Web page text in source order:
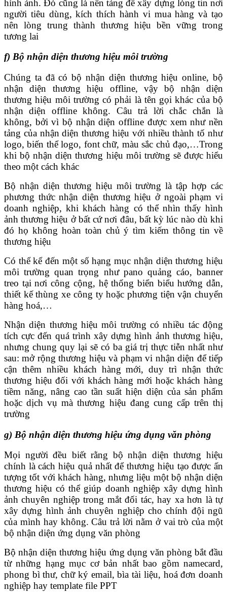
hình ảnh. Đó cũng là nền tảng để xây dựng lòng tin nơi
người tiêu dùng, kích thích hành vi mua hàng và tạo
nên lòng trung thành thương hiệu bền vững trong
tương lai
f) Bộ nhận diện thương hiệu môi trường
Chúng ta đã có bộ nhận diện thương hiệu online, bộ
nhận diện thương hiệu offline, vậy bộ nhận diện
thương hiệu môi trường có phải là tên gọi khác của bộ
nhận diện offline không. Câu trả lời chắc chắn là
không, bởi vì bộ nhận diện offline được xem như nền
tảng của nhận diện thương hiệu với nhiều thành tố như
logo, biến thể logo, font chữ, màu sắc chủ đạo,…Trong
khi bộ nhận diện thương hiệu môi trường sẽ được hiểu
theo một cách khác
Bộ nhận diện thương hiệu môi trường là tập hợp các
phương thức nhận diện thương hiệu ở ngoài phạm vi
doanh nghiệp, khi khách hàng có thể nhìn thấy hình
ảnh thương hiệu ở bất cứ nơi đâu, bất kỳ lúc nào dù khi
đó họ không hoàn toàn chủ ý tìm kiếm thông tin về
thương hiệu
Có thể kể đến một số hạng mục nhận diện thương hiệu
môi trường quan trọng như pano quảng cáo, banner
treo tại nơi công cộng, hệ thống biển biểu hướng dẫn,
thiết kế thùng xe công ty hoặc phương tiện vận chuyển
hàng hoá,…
Nhận diện thương hiệu môi trường có nhiều tác động
tích cực đến quá trình xây dựng hình ảnh thương hiệu,
nhưng chung quy lại sẽ có ba giá trị thực tiễn nhất như
sau: mở rộng thương hiệu và phạm vi nhận diện để tiếp
cận thêm nhiều khách hàng mới, duy trì nhận thức
thương hiệu đối với khách hàng mới hoặc khách hàng
tiềm năng, nâng cao tần suất hiện diện của sản phẩm
hoặc dịch vụ mà thương hiệu đang cung cấp trên thị
trường
g) Bộ nhận diện thương hiệu ứng dụng văn phòng
Mọi người đều biết rằng bộ nhận diện thương hiệu
chính là cách hiệu quả nhất để thương hiệu tạo được ấn
tượng tốt với khách hàng, nhưng liệu một bộ nhận diện
thương hiệu có thể giúp doanh nghiệp xây dựng hình
ảnh chuyên nghiệp trong mắt đối tác, hay xa hơn là tự
xây dựng hình ảnh chuyên nghiệp cho chính đội ngũ
của mình hay không. Câu trả lời nằm ở vai trò của một
bộ nhận diện ứng dụng văn phòng
Bộ nhận diện thương hiệu ứng dụng văn phòng bắt đầu
từ những hạng mục cơ bản nhất bao gồm namecard,
phong bì thư, chữ ký email, bìa tài liệu, hoá đơn doanh
nghiệp hay template file PPT